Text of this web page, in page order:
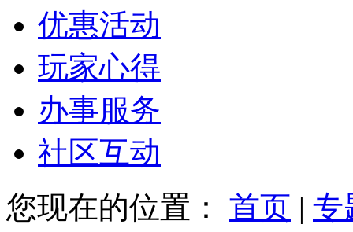
优惠活动
玩家心得
办事服务
社区互动
您现在的位置： 首页 | 专